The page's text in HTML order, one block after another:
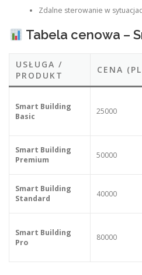
Zdalne sterowanie w
Tabela cenowa –
USŁUGA /
PRODUKT
CENA
Smart Building
Basic
25000
Smart Building
Premium
50000
Smart Building
Standard
40000
Smart Building
Pro
80000